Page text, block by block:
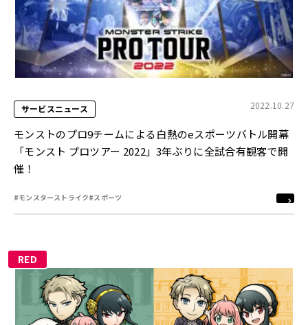
サービスニュース 2022.10.27
モンストのプロ9チームによる白熱のeスポーツバトル開幕
「モンスト プロツアー 2022」3年ぶりに全試合有観客で開
催！
#モンスターストライク#スポーツ
RED